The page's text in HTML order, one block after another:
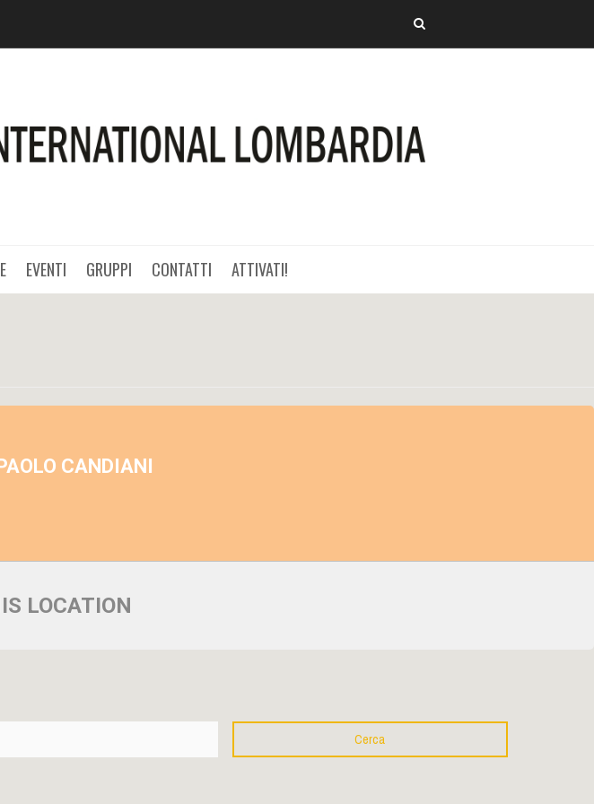
EVENTI GRUPPI CONTATTI ATTIVATI!
CANDIANI
LOCATION